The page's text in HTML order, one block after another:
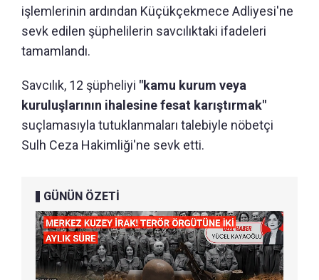
işlemlerinin ardından Küçükçekmece Adliyesi'ne
sevk edilen şüphelilerin savcılıktaki ifadeleri
tamamlandı.
Savcılık, 12 şüpheliyi "kamu kurum veya
kuruluşlarının ihalesine fesat karıştırmak"
suçlamasıyla tutuklanmaları talebiyle nöbetçi
Sulh Ceza Hakimliği'ne sevk etti.
GÜNÜN ÖZETİ